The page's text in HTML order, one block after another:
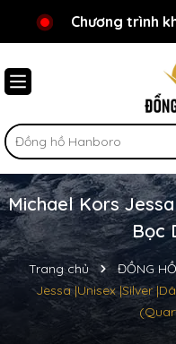
Chào mừng
Chương trình
Michael Kors
Bọc
Trang chủ ĐỒNG
Jessa |Unisex |Silver